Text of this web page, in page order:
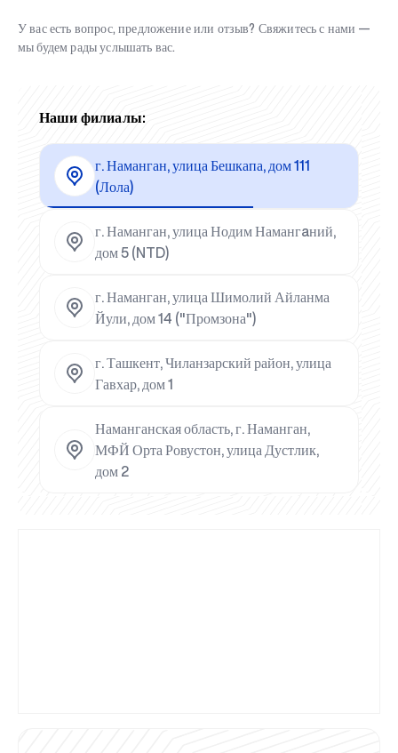
У вас есть вопрос, предложение или отзыв? Свяжитесь с нами —
мы будем рады услышать вас.
Наши филиалы:
г. Наманган, улица Бешкапа, дом 111
(Лола)
г. Наманган, улица Нодим Намангaний,
дом 5 (NTD)
г. Наманган, улица Шимолий Айланма
Йули, дом 14 ("Промзона")
г. Ташкент, Чиланзарский район, улица
Гавхар, дом 1
Наманганская область, г. Наманган,
МФЙ Орта Ровустон, улица Дустлик,
дом 2